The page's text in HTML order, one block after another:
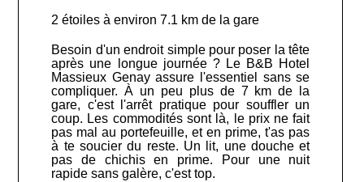
2 étoiles à environ 7.1 km de la gare
Besoin d'un endroit simple pour poser la tête
après une longue journée ? Le B&B Hotel
Massieux Genay assure l'essentiel sans se
compliquer. À un peu plus de 7 km de la
gare, c'est l'arrêt pratique pour souffler un
coup. Les commodités sont là, le prix ne fait
pas mal au portefeuille, et en prime, t'as pas
à te soucier du reste. Un lit, une douche et
pas de chichis en prime. Pour une nuit
rapide sans galère, c'est top.